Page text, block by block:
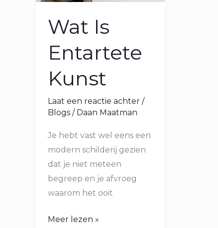
Wat Is
Entartete
Kunst
Laat een reactie achter /
Blogs / Daan Maatman
Je hebt vast wel eens een
modern schilderij gezien
dat je niet meteen
begreep en je afvroeg
waarom het ooit
Meer lezen »